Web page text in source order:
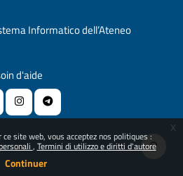
site web, vous acceptez nos politiques :
Termini di utilizzo e diritti d'autore
Continuer
x
Informatico dell’Ateneo
d'aide